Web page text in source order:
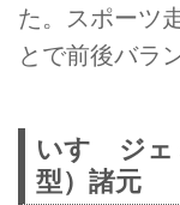
た。スポーツ
とで前後バラ
いすゞジ
型）諸元